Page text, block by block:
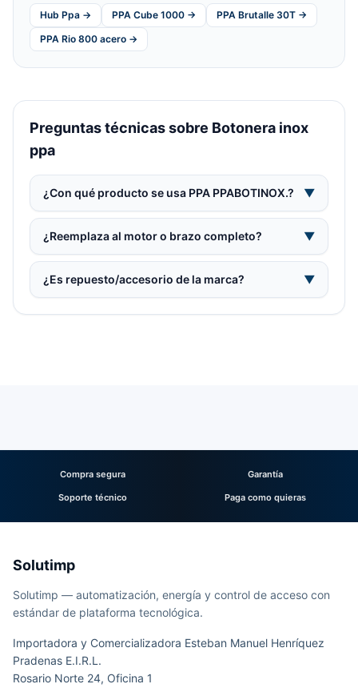
Hub Ppa → PPA Cube 1000 →
PPA Brutalle 30T →
PPA Rio 800 acero →
Preguntas técnicas sobre Botonera inox
ppa
¿Con qué producto se usa PPA PPABOTINOX.? ▼
¿Reemplaza al motor o brazo completo? ▼
¿Es repuesto/accesorio de la marca? ▼
Compra segura Garantía
Soporte técnico Paga como quieras
Solutimp
Solutimp — automatización, energía y control de acceso con
estándar de plataforma tecnológica.
Importadora y Comercializadora Esteban Manuel Henríquez
Pradenas E.I.R.L.
Rosario Norte 24, Oficina 1